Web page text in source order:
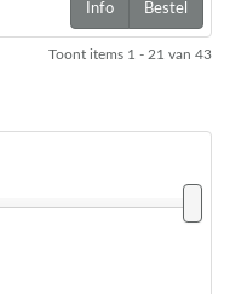
Info Bestel
Toont items 1 - 21 van 43